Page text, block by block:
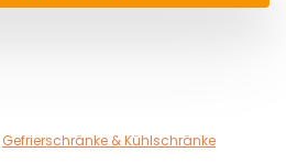
Gefrierschränke & Kühlschränke